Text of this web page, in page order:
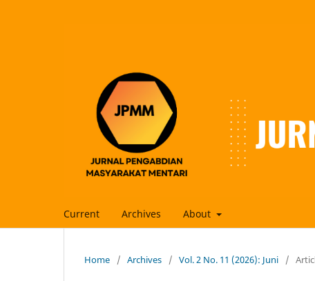
Current Archives About
Home / Archives / Vol. 2 No. 11 (2026): Juni /